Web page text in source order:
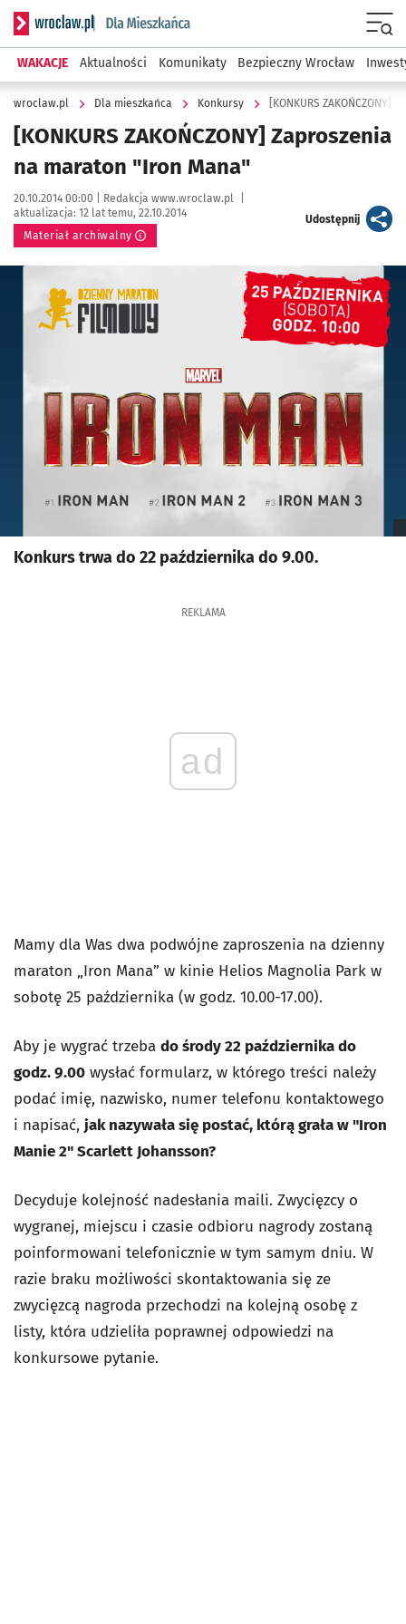
Serwis informacyjny wroclaw.pl podserwis: Dla mieszkańca
WAKACJE Aktualności Komunikaty Bezpieczny Wrocław
wroclaw.pl Dla mieszkańca Konkursy [KONKURS
[KONKURS ZAKOŃCZONY] Zaproszenia
na maraton "Iron Mana"
Data publikacji:
20.10.2014 00:00 | Autor:
Redakcja www.wroclaw.pl
aktualizacja: 12 lat temu, 22.10.2014
Materiał archiwalny
Udostępnijartykuł
Konkurs trwa do 22 października do 9.00.
REKLAMA
ad
Mamy dla Was dwa podwójne zaproszenia na dzienny
maraton „Iron Mana” w kinie Helios Magnolia Park w
sobotę 25 października (w godz. 10.00-17.00).
Aby je wygrać trzeba do środy 22 października do
godz. 9.00 wysłać formularz, w którego treści należy
podać imię, nazwisko, numer telefonu kontaktowego
i napisać, jak nazywała się postać, którą grała w "Iron
Manie 2" Scarlett Johansson?
Decyduje kolejność nadesłania maili. Zwycięzcy o
wygranej, miejscu i czasie odbioru nagrody zostaną
poinformowani telefonicznie w tym samym dniu. W
razie braku możliwości skontaktowania się ze
zwycięzcą nagroda przechodzi na kolejną osobę z
listy, która udzieliła poprawnej odpowiedzi na
konkursowe pytanie.